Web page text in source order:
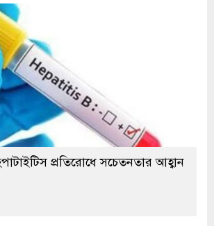
প্রতিরোধে সচেতনতার আহ্বান